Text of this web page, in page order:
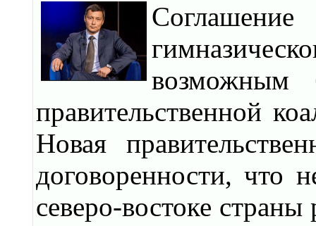
возможным
правительственной
Новая
договоренности, что
северо-востоке